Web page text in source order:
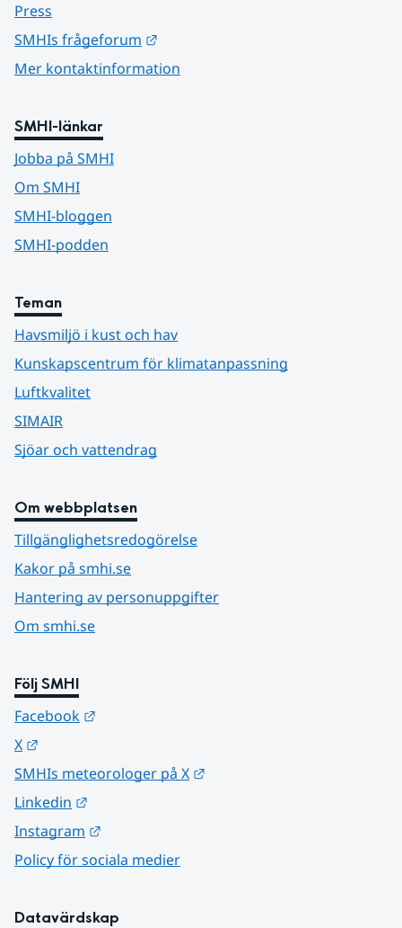
Press
SMHIs frågeforum
Mer kontaktinformation
SMHI-länkar
Jobba på SMHI
Om SMHI
SMHI-bloggen
SMHI-podden
Teman
Havsmiljö i kust och hav
Kunskapscentrum för klimatanpassning
Luftkvalitet
SIMAIR
Sjöar och vattendrag
Om webbplatsen
Tillgänglighetsredogörelse
Kakor på smhi.se
Hantering av personuppgifter
Om smhi.se
Följ SMHI
Facebook
X
SMHIs meteorologer på X
Linkedin
Instagram
Policy för sociala medier
Datavärdskap